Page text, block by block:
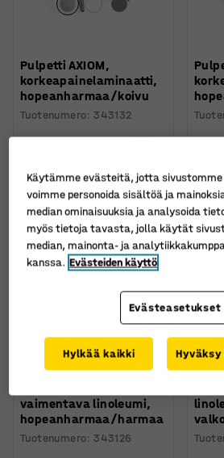
Pulpetti AXIOM,
korkeapainelaminaatti,
hopeanharmaa/koivu
Tuotenumero: 343132
Saatavana useita eri
vaihtoehtoja
vaimentava linoleumi,
hopeanharmaa/harmaa
Tuotenumero: 343126
Käytämme evästeitä, jotta sivustomme
voimme personoida sisältöä ja
median ominaisuuksia ja analysoida
myös tietoja tavasta, jolla käytät
median, mainonta- ja
kanssa. Evästeiden käyttö
Evästeasetukset
Hylkää kaikki